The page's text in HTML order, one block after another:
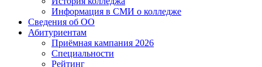
Информация в СМИ о колледже
Сведения об ОО
Абитуриентам
Приёмная кампания 2026
Специальности
Рейтинг